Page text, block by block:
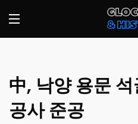
中, 낙양 용문
공사 준공